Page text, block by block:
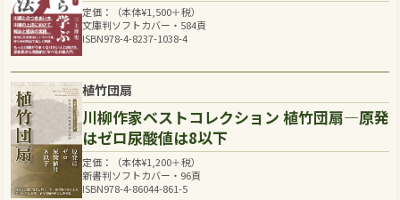
定価：（本体¥1,500＋税）
文庫判ソフトカバー・584頁
ISBN978-4-8237-1038-4
植竹団扇
川柳作家ベストコレクション 植竹団扇―原発
はゼロ尿酸値は8以下
定価：（本体¥1,200＋税）
新書判ソフトカバー・96頁
ISBN978-4-86044-861-5